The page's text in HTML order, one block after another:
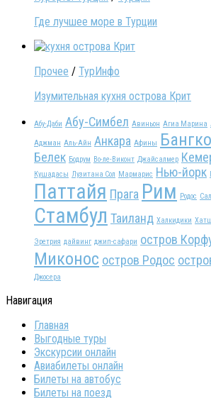
Где лучшее море в Турции
Прочее / ТурИнфо
Изумительная кухня острова Крит
Абу-Даби Абу-Симбел Авиньон Агиа Марина
Аджман Аль-Айн Анкара Афины
Белек Бодрум Во-ле-Виконт Джайсалмер
Кушадасы Лузитана Сол Мармарис Нью-йорк
Паттайя Прага Рим Родос
Стамбул Таиланд Халкидики
Эретрия дайвинг джип-сафари остров
Миконос остров Родос
Джосера
Навигация
Главная
Выгодные туры
Экскурсии онлайн
Авиабилеты онлайн
Билеты на автобус
Билеты на поезд